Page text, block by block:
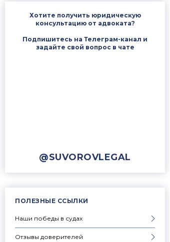
Хотите получить юридическую
консультацию от адвоката?
Подпишитесь на Телеграм-канал и
задайте свой вопрос в чате
@SUVOROVLEGAL
ПОЛЕЗНЫЕ ССЫЛКИ
Наши победы в судах
Отзывы доверителей